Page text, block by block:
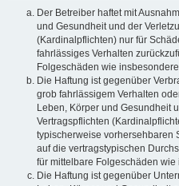
Der Betreiber haftet mit
und Gesundheit und der
(Kardinalpflichten) nur für
fahrlässiges Verhalten
Folgeschäden wie
Die Haftung ist gegenüber
grob fahrlässigem Verhalten
Leben, Körper und Gesundheit
Vertragspflichten
typischerweise vorhersehbaren
auf die vertragstypischen
für mittelbare Folgeschäden
Die Haftung ist gegenüber